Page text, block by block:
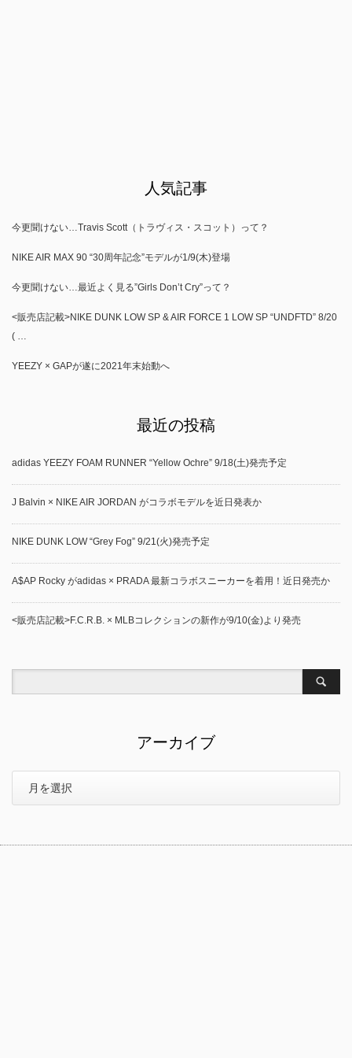
人気記事
今更聞けない…Travis Scott（トラヴィス・スコット）って？
NIKE AIR MAX 90 “30周年記念”モデルが1/9(木)登場
今更聞けない…最近よく見る”Girls Don’t Cry”って？
<販売店記載>NIKE DUNK LOW SP & AIR FORCE 1 LOW SP “UNDFTD” 8/20
( …
YEEZY × GAPが遂に2021年末始動へ
最近の投稿
adidas YEEZY FOAM RUNNER “Yellow Ochre” 9/18(土)発売予定
J Balvin × NIKE AIR JORDAN がコラボモデルを近日発表か
NIKE DUNK LOW “Grey Fog” 9/21(火)発売予定
A$AP Rocky がadidas × PRADA 最新コラボスニーカーを着用！近日発売か
<販売店記載>F.C.R.B. × MLBコレクションの新作が9/10(金)より発売
アーカイブ